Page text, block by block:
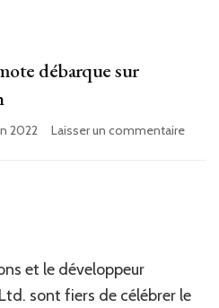
débarque sur
2022 Laisser un commentairesur
4
et le développeur
sont fiers de célébrer le